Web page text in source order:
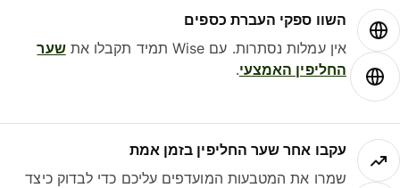
השוו ספקי העברת כספים
אין עמלות נסתרות. עם Wise תמיד תקבלו את
שער
החליפין האמצעי.
עקבו אחר שער החליפין בזמן אמת
שמרו את המטבעות המועדפים עליכם כדי לבדוק כיצד